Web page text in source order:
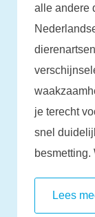
alle andere
je terecht
snel
Lees